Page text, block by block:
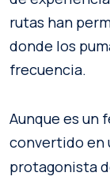
rutas han
donde los
frecuencia.
Aunque es un
convertido en
protagonista